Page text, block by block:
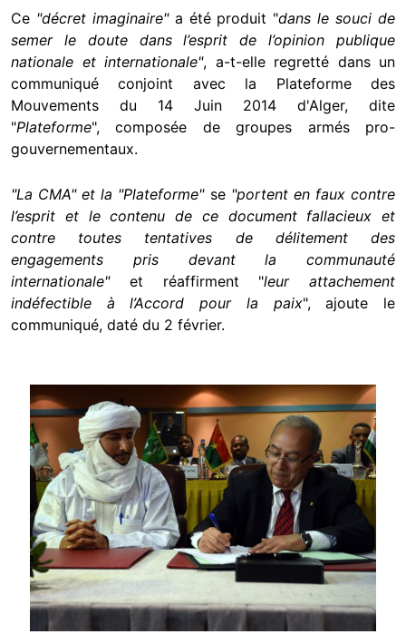
Ce "décret imaginaire" a été produit "dans le souci de
semer le doute dans l’esprit de l’opinion publique
nationale et internationale", a-t-elle regretté dans un
communiqué conjoint avec la Plateforme des
Mouvements du 14 Juin 2014 d'Alger, dite
"Plateforme", composée de groupes armés pro-
gouvernementaux.
"La CMA" et la "Plateforme" se"portent en faux contre
l’esprit et le contenu de ce document fallacieux et
contre toutes tentatives de délitement des
engagements pris devant la communauté
internationale" et réaffirment "leur attachement
indéfectible à l’Accord pour la paix", ajoute le
communiqué, daté du 2 février.
Image